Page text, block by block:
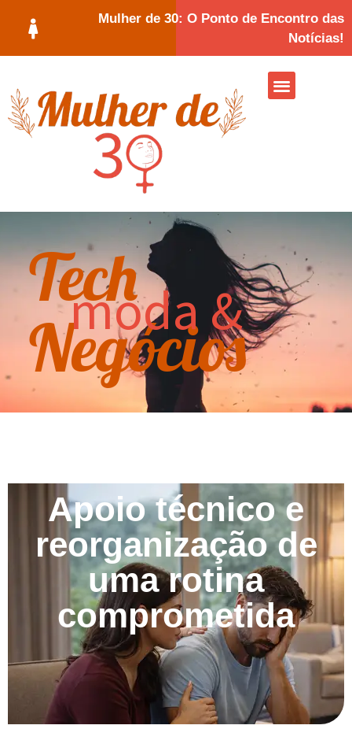
Mulher de 30: O Ponto de Encontro das
Notícias!
Tech
moda &
Negócios
Apoio técnico e
reorganização de
uma rotina
comprometida